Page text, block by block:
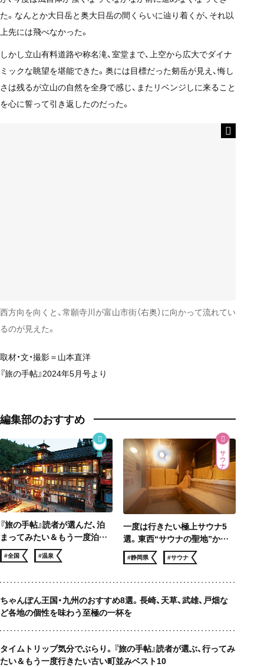
た。なんとか大日岳と奥大日岳の間くらいに辿り着くが、それ以
上先には飛べなかった。
しかし立山有料道路や称名滝、室堂まで、上空から広大でダイナ
ミックな眺望を堪能できた。奥には目標だった剱岳が見え、悔し
さは残るが立山の自然を全身で感じ、またリベンジしに来ること
を心に誓って引き返したのだった。
西方向を向くと、常願寺川が富山市街（右奥）に向かって流れてい
るのが見えた。
取材・文・撮影＝山本直洋
『旅の手帖』2024年5月号より
編集部のおすすめ
『旅の手帖』読者が選んだ、泊
まってみたい＆もう一度泊ま
りたい 温泉宿ベスト10
#全国 #温泉
サウナ
一度は行きたい極上サウナ5
選。東西“サウナの聖地”から
サウナー憧れのロケ地まで、冬
でも滝汗！
#静岡県 #サウナ
ちゃんぽん王国・九州のおすすめ8選。長崎、天草、武雄、戸畑な
ど各地の個性を味わう至極の一杯を
タイムトリップ気分でぶらり。『旅の手帖』読者が選ぶ、行ってみ
たい＆もう一度行きたい古い町並みベスト10